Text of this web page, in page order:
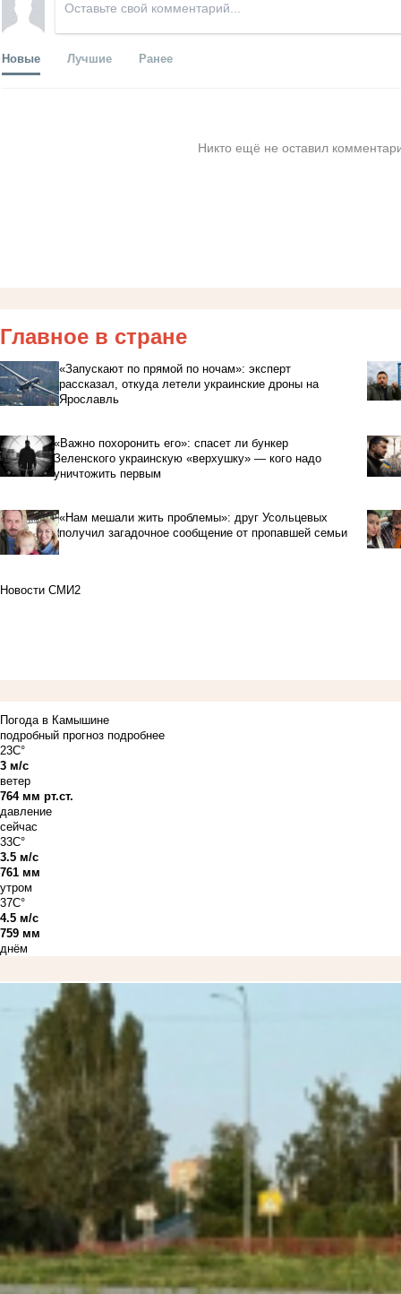
Новые Лучшие Ранее
Никто ещё не оставил
Главное в стране
«Запускают по прямой по ночам»: эксперт
рассказал, откуда летели украинские дроны на
Ярославль
«Важно похоронить его»: спасет ли бункер
Зеленского украинскую «верхушку» — кого надо
уничтожить первым
«Нам мешали жить проблемы»: друг Усольцевых
получил загадочное сообщение от пропавшей семьи
Новости СМИ2
Погода в Камышине
подробный прогноз подробнее
23C°
3 м/с
ветер
764 мм рт.ст.
давление
сейчас
33C°
3.5 м/с
761 мм
утром
37C°
4.5 м/с
759 мм
днём